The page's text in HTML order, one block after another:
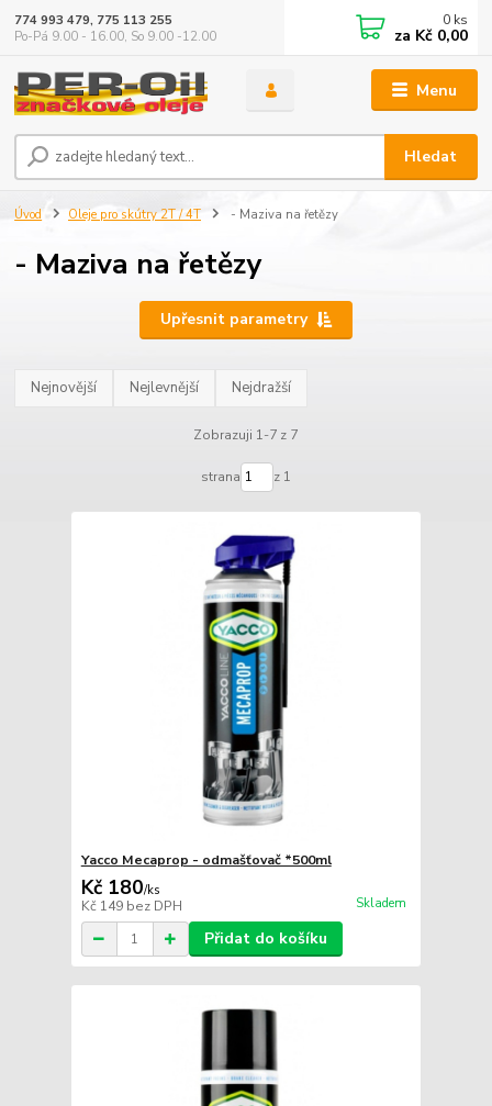
Menu
Hledat
774 993 479, 775 113 255
Po-Pá 9.00 - 16.00, So 9.00 -12.00
0 ks
za Kč 0,00
Úvod Oleje pro skútry 2T / 4T - Maziva na řetězy
- Maziva na řetězy
Upřesnit parametry
Nejnovější Nejlevnější Nejdražší
Zobrazuji 1-7 z 7
strana z 1
Yacco Mecaprop - odmašťovač *500ml
Kč 180/ks
Kč 149 bez DPH Skladem
Přidat do košíku